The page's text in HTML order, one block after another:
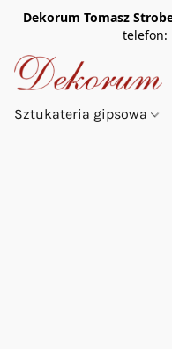
Dekorum Tomasz
telefon:
Sztukateria gipsowa